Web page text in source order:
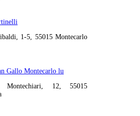
1-5, 55015 Montecarlo
Gallo Montecarlo lu
12, 55015